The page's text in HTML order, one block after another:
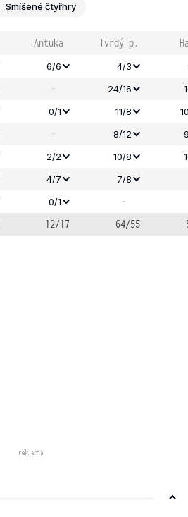
Smíšené čtyřhry
Antuka Tvrdý p.
6/6 4/3
- 24/16
0/1 11/8
- 8/12
2/2 10/8
4/7 7/8
0/1
-
12/17 64/55